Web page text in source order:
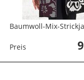
Baumwoll-Mix-
Preis